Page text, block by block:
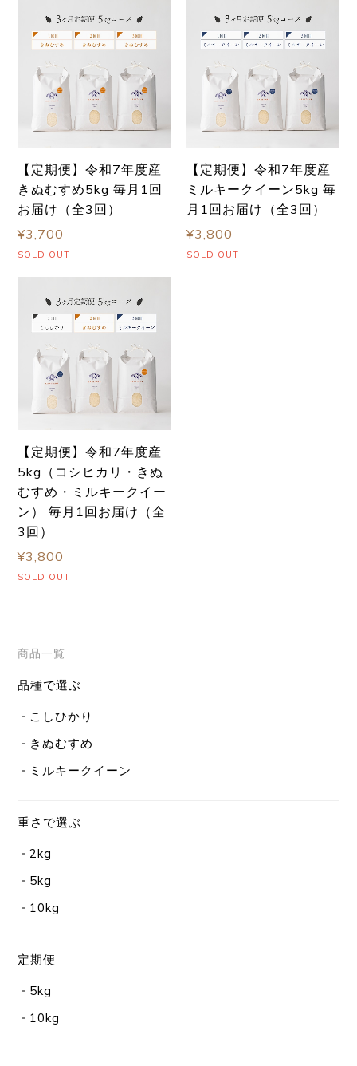
【定期便】令和7年度産
きぬむすめ5kg 毎月1回
お届け（全3回）
¥3,700
SOLD OUT
【定期便】令和7年度産
ミルキークイーン5kg 毎
月1回お届け（全3回）
¥3,800
SOLD OUT
【定期便】令和7年度産
5kg（コシヒカリ・きぬ
むすめ・ミルキークイー
ン） 毎月1回お届け（全
3回）
¥3,800
SOLD OUT
商品一覧
品種で選ぶ
こしひかり
きぬむすめ
ミルキークイーン
重さで選ぶ
2kg
5kg
10kg
定期便
5kg
10kg